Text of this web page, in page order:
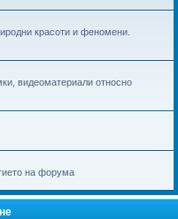
красоти и феномени.
видеоматериали относно
на форума